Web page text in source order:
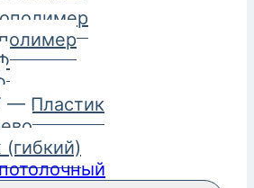
— Пластик
(гибкий)